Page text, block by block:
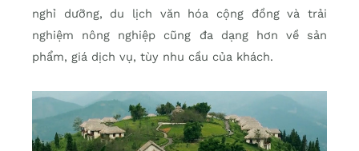
nghỉ dưỡng, du lịch văn hóa cộng đồng và trải
nghiệm nông nghiệp cũng đa dạng hơn về sản
phẩm, giá dịch vụ, tùy nhu cầu của khách.